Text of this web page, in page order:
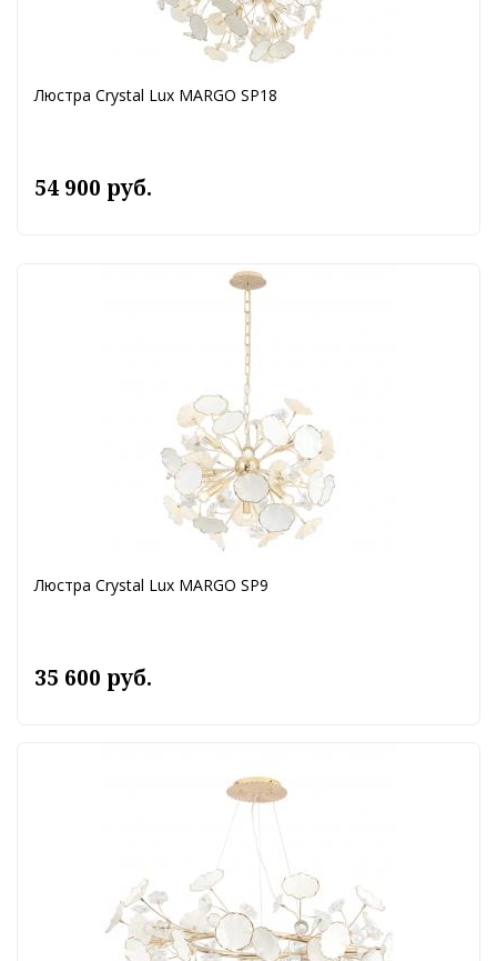
Люстра Crystal Lux MARGO SP18
54 900 руб.
Люстра Crystal Lux MARGO SP9
35 600 руб.